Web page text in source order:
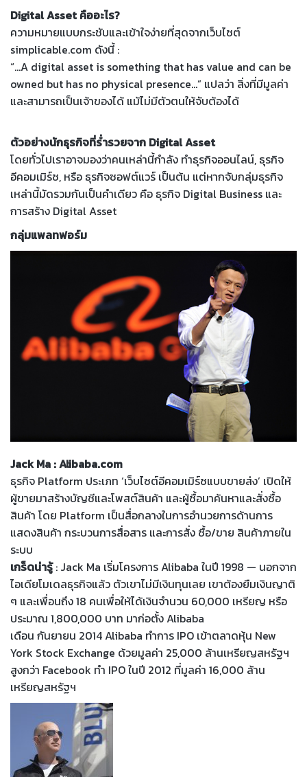
Digital Asset คืออะไร?
ความหมายแบบกระชับและเข้าใจง่ายที่สุดจากเว็บไซต์
simplicable.com ดังนี้ :
“…A digital asset is something that has value and can be
owned but has no physical presence…” แปลว่า สิ่งที่มีมูลค่า
และสามารถเป็นเจ้าของได้ แม้ไม่มีตัวตนให้จับต้องได้
ตัวอย่างนักธุรกิจที่ร่ำรวยจาก Digital Asset
โดยทั่วไปเราอาจมองว่าคนเหล่านี้กำลัง ทำธุรกิจออนไลน์, ธุรกิจ
อีคอมเมิร์ซ, หรือ ธุรกิจซอฟต์แวร์ เป็นต้น แต่หากจับกลุ่มธุรกิจ
เหล่านี้มัดรวมกันเป็นคำเดียว คือ ธุรกิจ Digital Business และ
การสร้าง Digital Asset
กลุ่มแพลทฟอร์ม
Jack Ma : Alibaba.com
ธุรกิจ Platform ประเภท ‘เว็บไซต์อีคอมเมิร์ซแบบขายส่ง’ เปิดให้
ผู้ขายมาสร้างบัญชีและโพสต์สินค้า และผู้ซื้อมาค้นหาและสั่งซื้อ
สินค้า โดย Platform เป็นสื่อกลางในการอำนวยการด้านการ
แสดงสินค้า กระบวนการสื่อสาร และการสั่ง ซื้อ/ขาย สินค้าภายใน
ระบบ
เกร็ดน่ารู้: Jack Ma เริ่มโครงการ Alibaba ในปี 1998 — นอกจาก
ไอเดียโมเดลธุรกิจแล้ว ตัวเขาไม่มีเงินทุนเลย เขาต้องยืมเงินญาติ
ๆ และเพื่อนถึง 18 คนเพื่อให้ได้เงินจำนวน 60,000 เหรียญ หรือ
ประมาณ 1,800,000 บาท มาก่อตั้ง Alibaba
เดือน กันยายน 2014 Alibaba ทำการ IPO เข้าตลาดหุ้น New
York Stock Exchange ด้วยมูลค่า 25,000 ล้านเหรียญสหรัฐฯ
สูงกว่า Facebook ทำ IPO ในปี 2012 ที่มูลค่า 16,000 ล้าน
เหรียญสหรัฐฯ